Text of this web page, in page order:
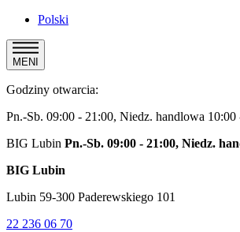
Polski
MENI
Godziny otwarcia:
Pn.-Sb. 09:00 - 21:00, Niedz. handlowa 10:00
BIG Lubin Pn.-Sb. 09:00 - 21:00, Niedz.
BIG Lubin
Lubin 59-300 Paderewskiego 101
22 236 06 70